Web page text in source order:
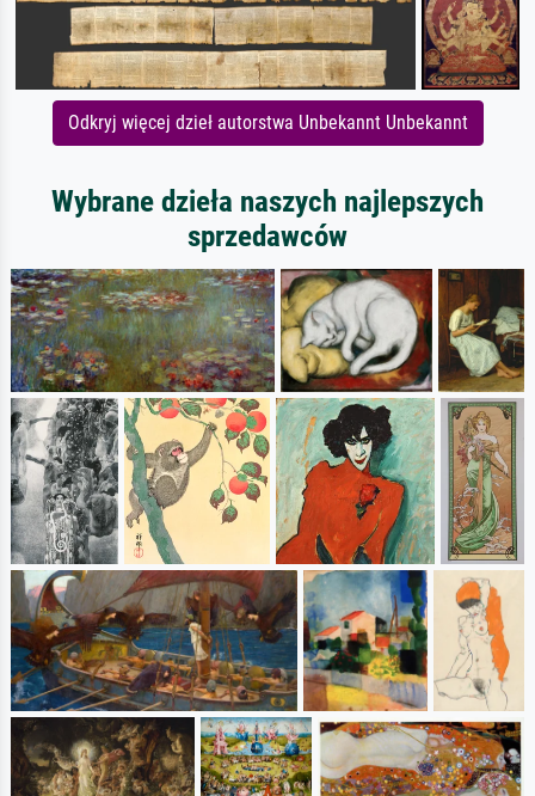
Odkryj więcej dzieł autorstwa Unbekannt Unbekannt
Wybrane dzieła naszych najlepszych
sprzedawców